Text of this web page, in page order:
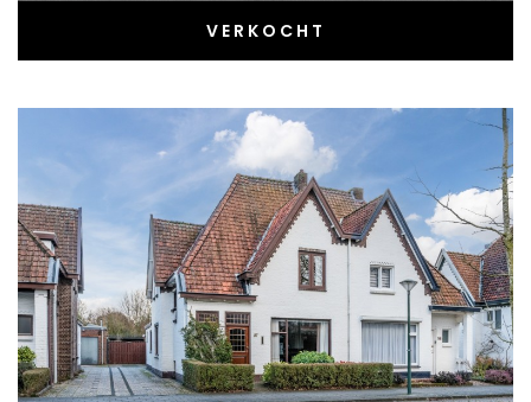
VERKOCHT